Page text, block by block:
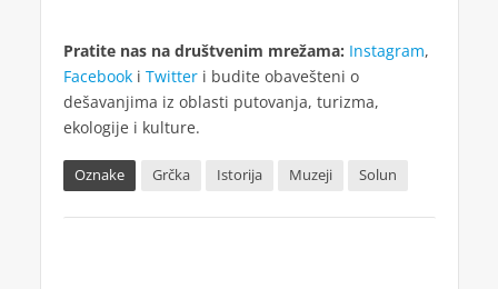
Pratite nas na društvenim mrežama: Instagram,
Facebooki Twitteri budite obavešteni o
dešavanjima iz oblasti putovanja, turizma,
ekologije i kulture.
Oznake Grčka Istorija Muzeji Solun